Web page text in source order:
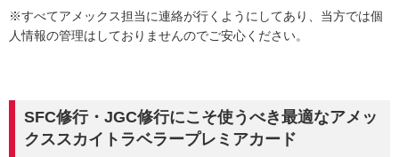
※すべてアメックス担当に連絡が行くようにしてあり、当方では個
人情報の管理はしておりませんのでご安心ください。
SFC修行・JGC修行にこそ使うべき最適なアメッ
クススカイトラベラープレミアカード